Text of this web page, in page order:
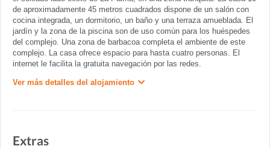
de aproximadamente 45 metros cuadrados dispone de un salón con
cocina integrada, un dormitorio, un baño y una terraza amueblada. El
jardín y la zona de la piscina son de uso común para los huéspedes
del complejo. Una zona de barbacoa completa el ambiente de este
complejo. La casa ofrece espacio para hasta cuatro personas. El
internet le facilita la gratuita navegación por las redes.
Ver más detalles del alojamiento
Extras